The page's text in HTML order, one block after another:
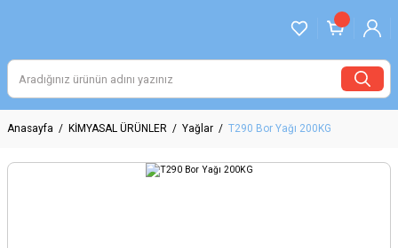
Anasayfa KİMYASAL ÜRÜNLER Yağlar T290 Bor Yağı 200KG